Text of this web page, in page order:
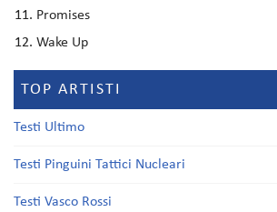
Promises
Wake Up
TOP ARTISTI
Testi Ultimo
Testi Pinguini Tattici Nucleari
Testi Vasco Rossi